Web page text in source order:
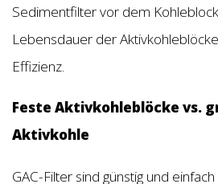
Sedimentfilter vor dem
Lebensdauer der
Effizienz.
Feste Aktivkohleblöcke vs.
Aktivkohle
GAC-Filter sind günstig und